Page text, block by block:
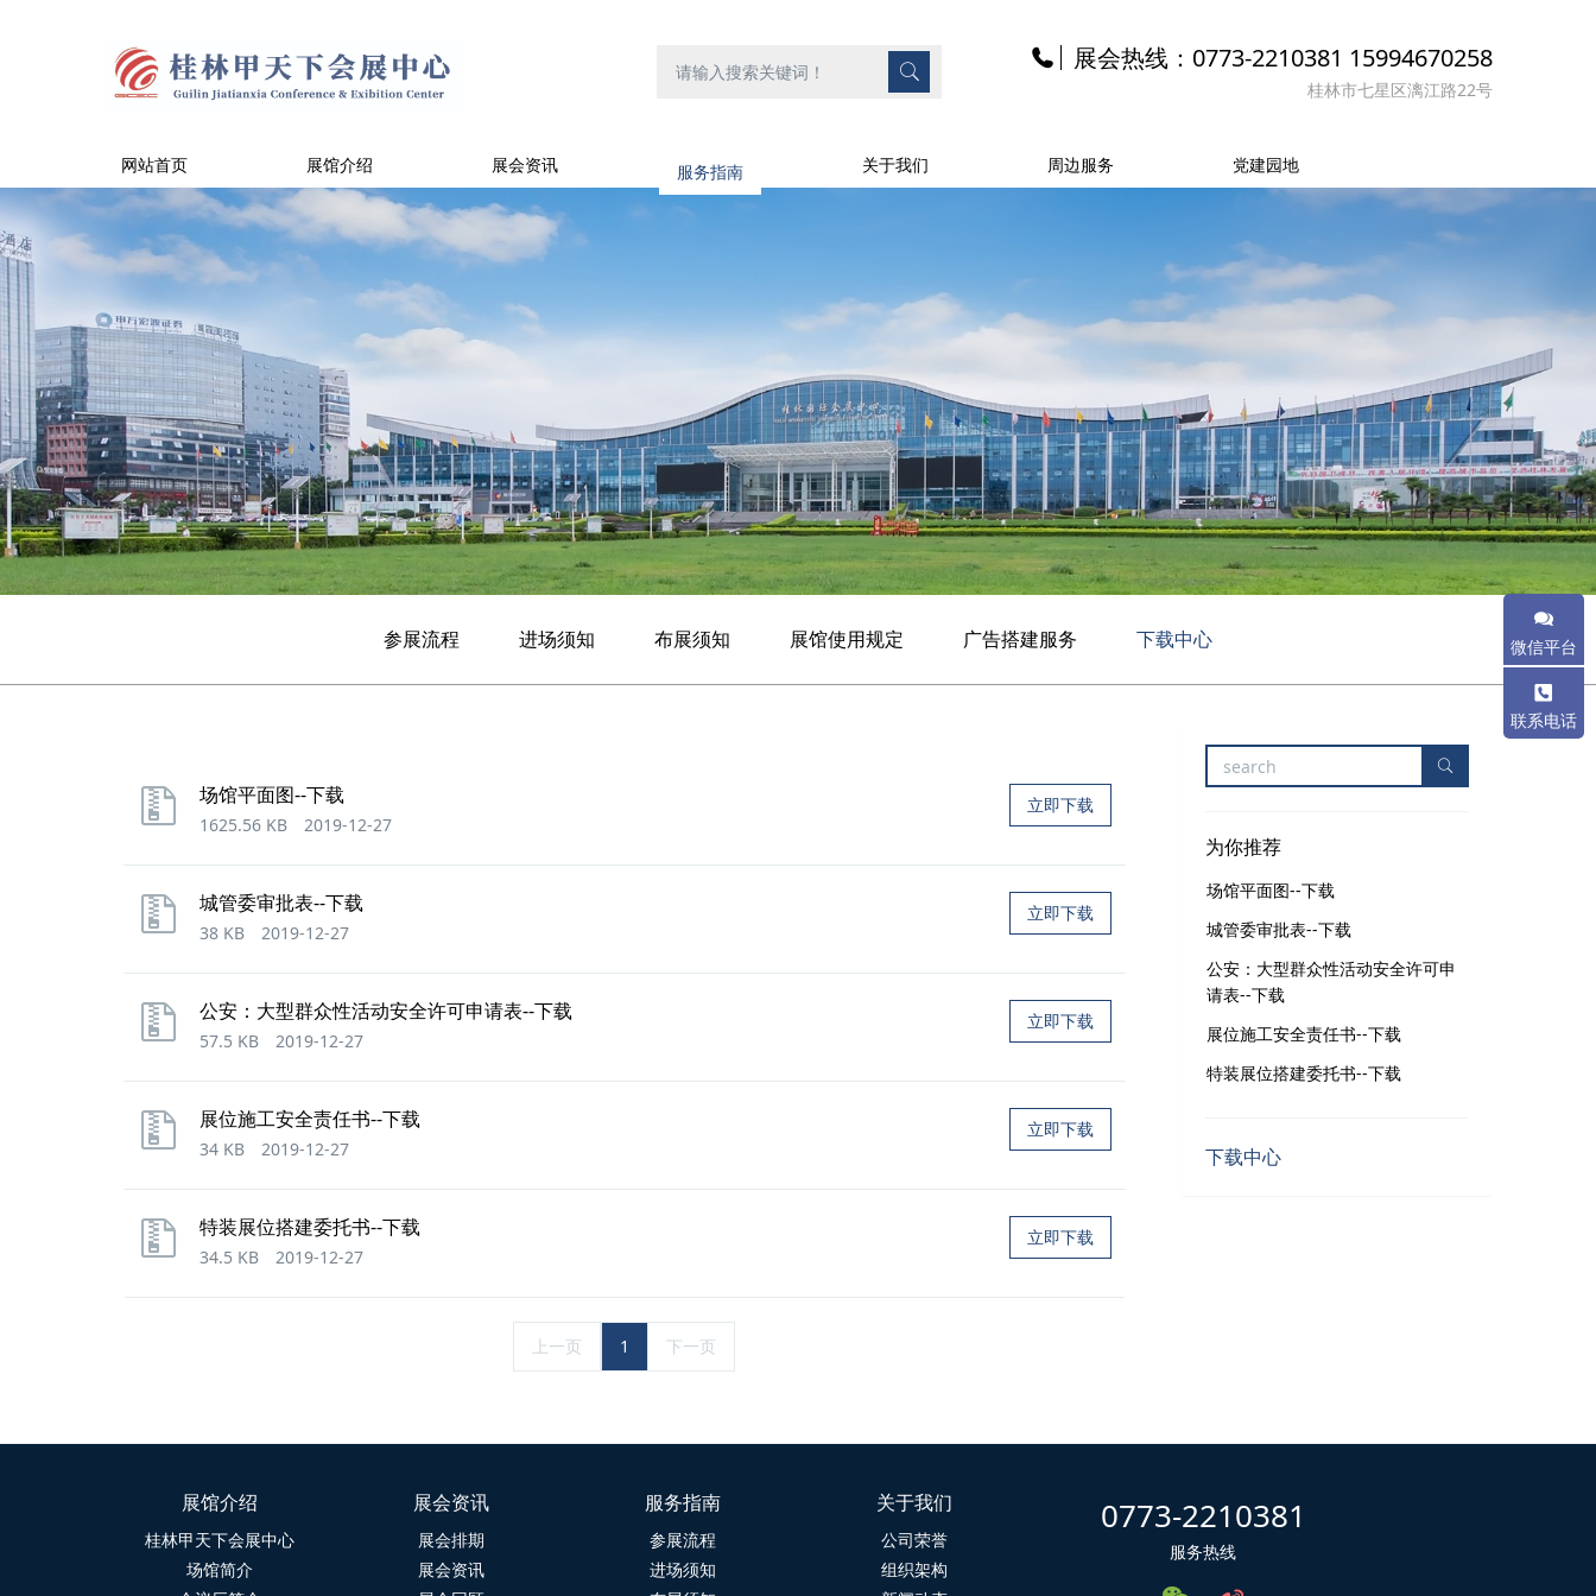
展会热线：0773-2210381 15994670258
桂林市七星区漓江路22号
网站首页 展馆介绍 展会资讯 服务指南 关于我们 周边服务 党建园地
参展流程 进场须知 布展须知 展馆使用规定 广告搭建服务 下载中心
立即下载
场馆平面图--下载
1625.56 KB 2019-12-27
立即下载
城管委审批表--下载
38 KB 2019-12-27
立即下载
公安：大型群众性活动安全许可申请表--下载
57.5 KB 2019-12-27
立即下载
展位施工安全责任书--下载
34 KB 2019-12-27
立即下载
特装展位搭建委托书--下载
34.5 KB 2019-12-27
上一页 1 下一页
为你推荐
场馆平面图--下载
城管委审批表--下载
公安：大型群众性活动安全许可申
请表--下载
展位施工安全责任书--下载
特装展位搭建委托书--下载
下载中心
展馆介绍
桂林甲天下会展中心
场馆简介
展会资讯
展会排期
展会资讯
服务指南
参展流程
进场须知
关于我们
公司荣誉
组织架构
0773-2210381
服务热线
微信平台
联系电话